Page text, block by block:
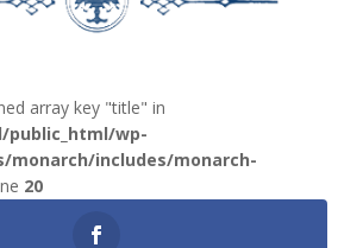
array key "title" in
wp-
monarch/includes/monarch-
20